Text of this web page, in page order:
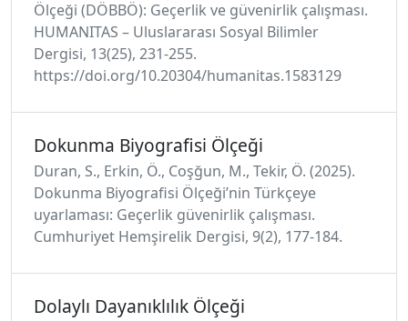
Ölçeği (DÖBBÖ): Geçerlik ve güvenirlik çalışması.
HUMANITAS – Uluslararası Sosyal Bilimler
Dergisi, 13(25), 231-255.
https://doi.org/10.20304/humanitas.1583129
Dokunma Biyografisi Ölçeği
Duran, S., Erkin, Ö., Coşğun, M., Tekir, Ö. (2025).
Dokunma Biyografisi Ölçeği’nin Türkçeye
uyarlaması: Geçerlik güvenirlik çalışması.
Cumhuriyet Hemşirelik Dergisi, 9(2), 177-184.
Dolaylı Dayanıklılık Ölçeği